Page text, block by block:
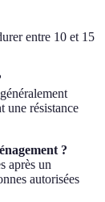
entre 10 et 15
une résistance
?
après un
autorisées